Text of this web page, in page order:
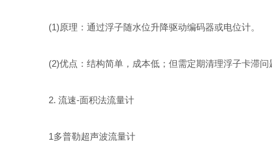
(1)原理：通过浮子随水位升降驱动编码器或电位计。
(2)优点：结构简单，成本低；但需定期清理浮子卡滞问
2. 流速-面积法流量计
1多普勒超声波流量计